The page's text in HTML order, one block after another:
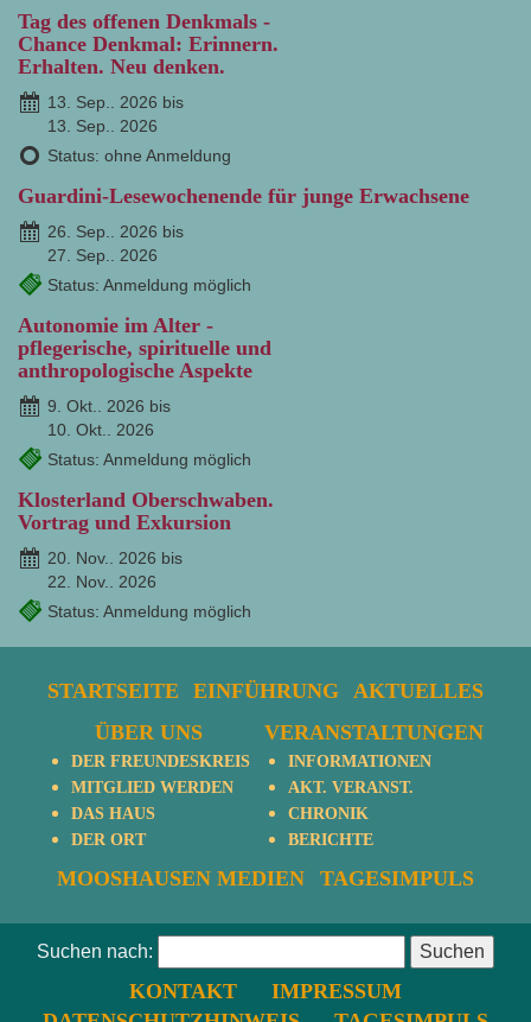
Tag des offenen Denkmals -
Chance Denkmal: Erinnern.
Erhalten. Neu denken.
13. Sep.. 2026 bis
13. Sep.. 2026
Status: ohne Anmeldung
Guardini-Lesewochenende für junge Erwachsene
26. Sep.. 2026 bis
27. Sep.. 2026
Status: Anmeldung möglich
Autonomie im Alter -
pflegerische, spirituelle und
anthropologische Aspekte
9. Okt.. 2026 bis
10. Okt.. 2026
Status: Anmeldung möglich
Klosterland Oberschwaben.
Vortrag und Exkursion
20. Nov.. 2026 bis
22. Nov.. 2026
Status: Anmeldung möglich
STARTSEITE EINFÜHRUNG
AKTUELLES
ÜBER UNS
DER FREUNDESKREIS
MITGLIED WERDEN
DAS HAUS
DER ORT
VERANSTALTUNGEN
INFORMATIONEN
AKT. VERANST.
CHRONIK
BERICHTE
MOOSHAUSEN MEDIEN TAGESIMPULS
Suchen nach:
KONTAKT
IMPRESSUM